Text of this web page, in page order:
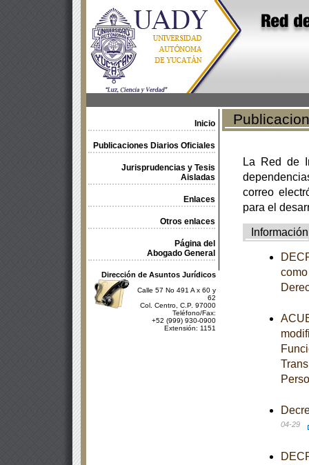
Inicio
Publicaciones Diarios Oficiales
Jurisprudencias y Tesis
Aisladas
Enlaces
Otros enlaces
Página del
Abogado General
Dirección de Asuntos Jurídicos
Calle 57 No 491 A x 60 y
62
Col. Centro, C.P. 97000
Teléfono/Fax:
+52 (999) 930-0900
Extensión: 1151
La Red de
correo
para el
Información
04-29